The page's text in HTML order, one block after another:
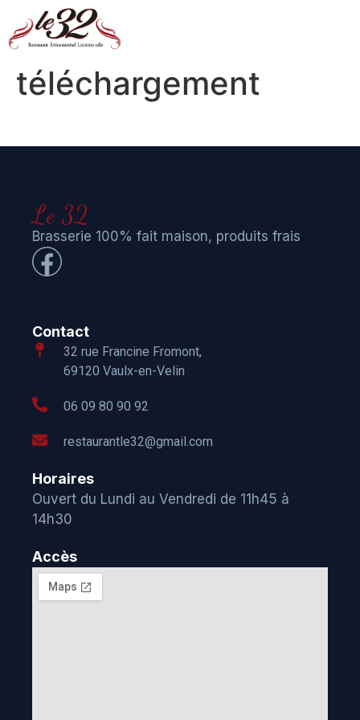
téléchargement
Le 32
Brasserie 100% fait maison, produits frais
Contact
32 rue Francine Fromont,
69120 Vaulx-en-Velin
06 09 80 90 92
restaurantle32@gmail.com
Horaires
Ouvert du Lundi au Vendredi de 11h45 à
14h30
Accès